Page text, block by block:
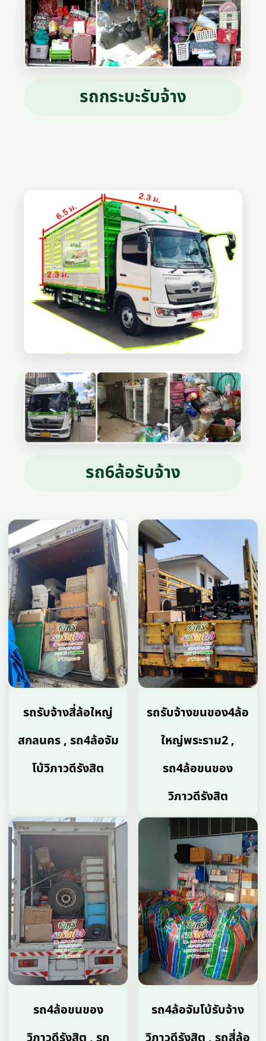
รถกระบะรับจ้าง
รถ6ล้อรับจ้าง
รถรับจ้างสี่ล้อใหญ่
สกลนคร , รถ4ล้อจัม
โบ้วิภาวดีรังสิต
รถรับจ้างขนของ4ล้อ
ใหญ่พระราม2 ,
รถ4ล้อขนของ
วิภาวดีรังสิต
รถ4ล้อขนของ
รถ4ล้อจัมโบ้รับจ้าง